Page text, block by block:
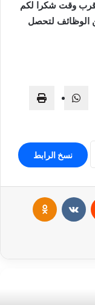
وقت شكرا لكم
الوظائف لتحصل
نسخ الرابط